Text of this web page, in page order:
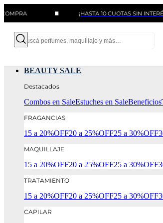
¡HASTA 10 CUOTAS SIN INTERÉS!
BEAUTY SALE
Destacados
Combos en SaleEstuches en SaleBeneficios
FRAGANCIAS
15 a 20%OFF20 a 25%OFF25 a 30%OFF
MAQUILLAJE
15 a 20%OFF20 a 25%OFF25 a 30%OFF
TRATAMIENTO
15 a 20%OFF20 a 25%OFF25 a 30%OFF
CAPILAR